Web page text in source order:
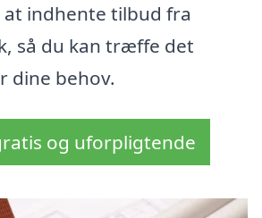
indhente tilbud fra
så du kan træffe det
dine behov.
og uforpligtende